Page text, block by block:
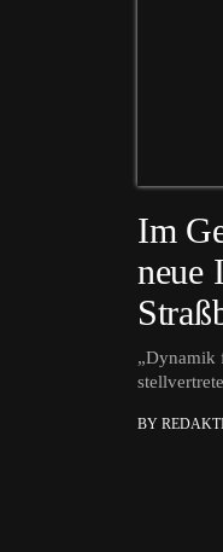
Im
neue
„Dynamik
BY